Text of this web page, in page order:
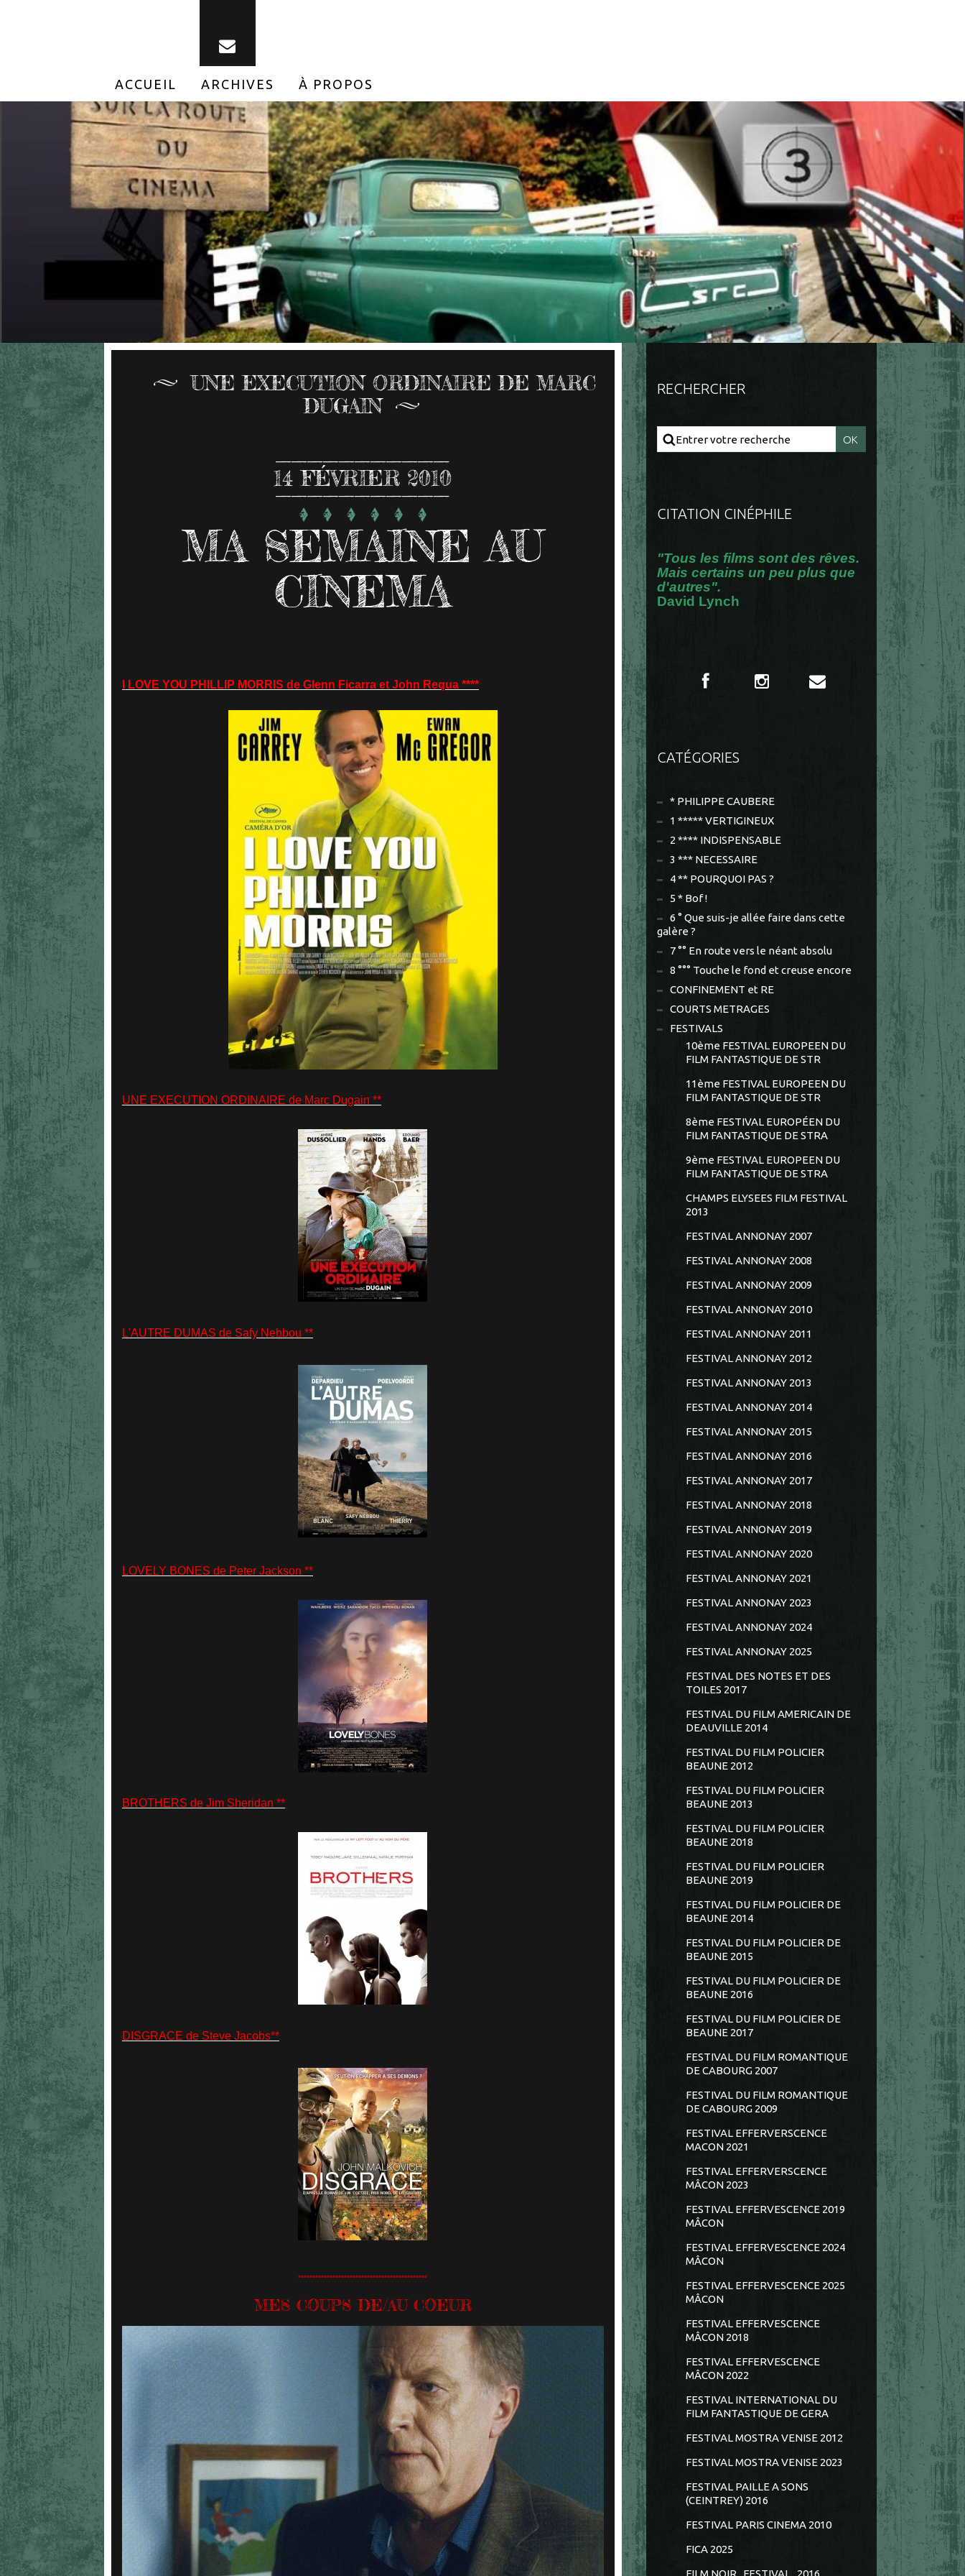
ACCUEIL ARCHIVES À PROPOS
UNE EXECUTION ORDINAIRE DE MARC
DUGAIN
14 FÉVRIER 2010
MA SEMAINE AU
CINEMA
I LOVE YOU PHILLIP MORRIS de Glenn Ficarra et John Requa ****
UNE EXECUTION ORDINAIRE de Marc Dugain **
L'AUTRE DUMAS de Safy Nebbou **
LOVELY BONES de Peter Jackson **
BROTHERS de Jim Sheridan **
DISGRACE de Steve Jacobs**
.............................................
MES COUPS DE/AU COEUR
RECHERCHER
CITATION CINÉPHILE
"Tous les films sont des rêves.
Mais certains un peu plus que
d'autres".
David Lynch
CATÉGORIES
* PHILIPPE CAUBERE
1 ***** VERTIGINEUX
2 **** INDISPENSABLE
3 *** NECESSAIRE
4 ** POURQUOI PAS ?
5 * Bof !
6 ° Que suis-je allée faire dans cette
galère ?
7 °° En route vers le néant absolu
8 °°° Touche le fond et creuse encore
CONFINEMENT et RE
COURTS METRAGES
FESTIVALS
10ème FESTIVAL EUROPEEN DU
FILM FANTASTIQUE DE STR
11ème FESTIVAL EUROPEEN DU
FILM FANTASTIQUE DE STR
8ème FESTIVAL EUROPÉEN DU
FILM FANTASTIQUE DE STRA
9ème FESTIVAL EUROPEEN DU
FILM FANTASTIQUE DE STRA
CHAMPS ELYSEES FILM FESTIVAL
2013
FESTIVAL ANNONAY 2007
FESTIVAL ANNONAY 2008
FESTIVAL ANNONAY 2009
FESTIVAL ANNONAY 2010
FESTIVAL ANNONAY 2011
FESTIVAL ANNONAY 2012
FESTIVAL ANNONAY 2013
FESTIVAL ANNONAY 2014
FESTIVAL ANNONAY 2015
FESTIVAL ANNONAY 2016
FESTIVAL ANNONAY 2017
FESTIVAL ANNONAY 2018
FESTIVAL ANNONAY 2019
FESTIVAL ANNONAY 2020
FESTIVAL ANNONAY 2021
FESTIVAL ANNONAY 2023
FESTIVAL ANNONAY 2024
FESTIVAL ANNONAY 2025
FESTIVAL DES NOTES ET DES
TOILES 2017
FESTIVAL DU FILM AMERICAIN DE
DEAUVILLE 2014
FESTIVAL DU FILM POLICIER
BEAUNE 2012
FESTIVAL DU FILM POLICIER
BEAUNE 2013
FESTIVAL DU FILM POLICIER
BEAUNE 2018
FESTIVAL DU FILM POLICIER
BEAUNE 2019
FESTIVAL DU FILM POLICIER DE
BEAUNE 2014
FESTIVAL DU FILM POLICIER DE
BEAUNE 2015
FESTIVAL DU FILM POLICIER DE
BEAUNE 2016
FESTIVAL DU FILM POLICIER DE
BEAUNE 2017
FESTIVAL DU FILM ROMANTIQUE
DE CABOURG 2007
FESTIVAL DU FILM ROMANTIQUE
DE CABOURG 2009
FESTIVAL EFFERVERSCENCE
MACON 2021
FESTIVAL EFFERVERSCENCE
MÂCON 2023
FESTIVAL EFFERVESCENCE 2019
MÂCON
FESTIVAL EFFERVESCENCE 2024
MÂCON
FESTIVAL EFFERVESCENCE 2025
MÂCON
FESTIVAL EFFERVESCENCE
MÂCON 2018
FESTIVAL EFFERVESCENCE
MÂCON 2022
FESTIVAL INTERNATIONAL DU
FILM FANTASTIQUE DE GERA
FESTIVAL MOSTRA VENISE 2012
FESTIVAL MOSTRA VENISE 2023
FESTIVAL PAILLE A SONS
(CEINTREY) 2016
FESTIVAL PARIS CINEMA 2010
FICA 2025